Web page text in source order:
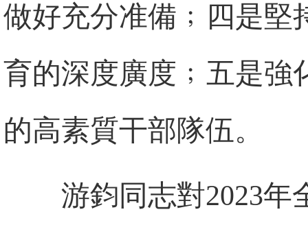
做好充分准備﹔四是堅
育的深度廣度﹔五是強
的高素質干部隊伍。
游鈞同志對2023